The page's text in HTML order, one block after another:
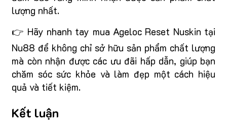
lượng nhất.
👉 Hãy nhanh tay mua Ageloc Reset Nuskin tại
Nu88 để không chỉ sở hữu sản phẩm chất lượng
mà còn nhận được các ưu đãi hấp dẫn, giúp bạn
chăm sóc sức khỏe và làm đẹp một cách hiệu
quả và tiết kiệm.
Kết luận